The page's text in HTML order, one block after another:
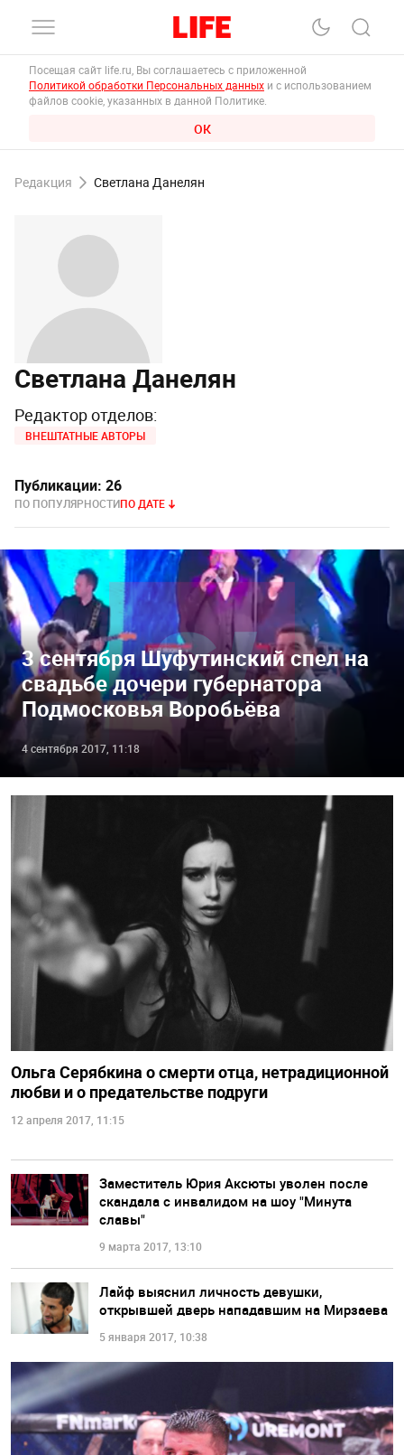
Посещая сайт life.ru, Вы соглашаетесь с приложенной
Политикой обработки Персональных данных и с использованием
файлов cookie, указанных в данной Политике.
ОК
Редакция Светлана Данелян
Светлана Данелян
Редактор отделов:
ВНЕШТАТНЫЕ АВТОРЫ
Публикации: 26
ПО ПОПУЛЯРНОСТИПО ДАТЕ
3 сентября Шуфутинский спел на
свадьбе дочери губернатора
Подмосковья Воробьёва
4 сентября 2017, 11:18
Ольга Серябкина о смерти отца, нетрадиционной
любви и о предательстве подруги
12 апреля 2017, 11:15
Заместитель Юрия Аксюты уволен после
скандала с инвалидом на шоу "Минута
славы"
9 марта 2017, 13:10
Лайф выяснил личность девушки,
открывшей дверь нападавшим на Мирзаева
5 января 2017, 10:38